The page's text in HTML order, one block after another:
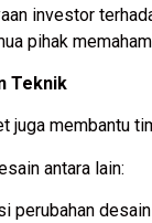
investor
pihak
Teknik
juga membantu
antara lain:
perubahan desain